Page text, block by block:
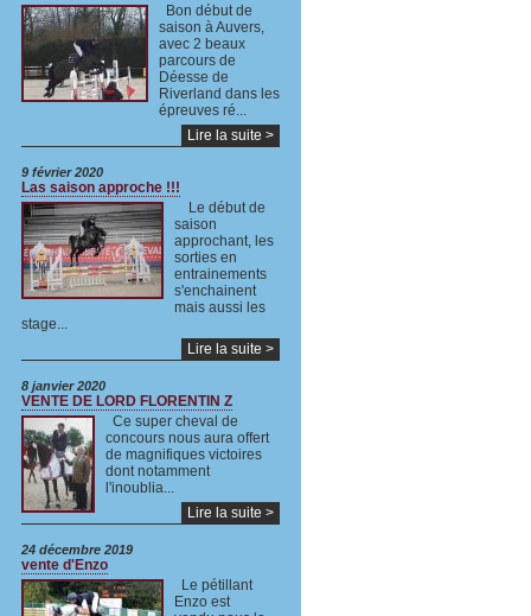
Bon début de
saison à Auvers,
avec 2 beaux
parcours de
Déesse de
Riverland dans les
épreuves ré...
Lire la suite >
9 février 2020
Las saison approche !!!
Le début de
saison
approchant, les
sorties en
entrainements
s'enchainent
mais aussi les
stage...
Lire la suite >
8 janvier 2020
VENTE DE LORD FLORENTIN Z
Ce super cheval de
concours nous aura offert
de magnifiques victoires
dont notamment
l'inoublia...
Lire la suite >
24 décembre 2019
vente d'Enzo
Le pétillant
Enzo est